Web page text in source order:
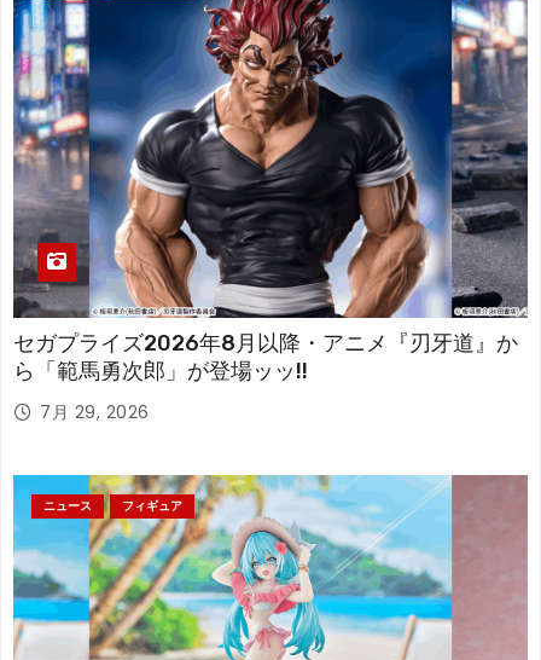
セガプライズ2026年8月以降・アニメ『刃牙道』か
ら「範馬勇次郎」が登場ッッ!!
7月 29, 2026
ニュース フィギュア